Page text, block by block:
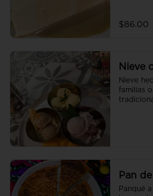
$86.00
Nieve
Nieve
familias
Pan
Panqué